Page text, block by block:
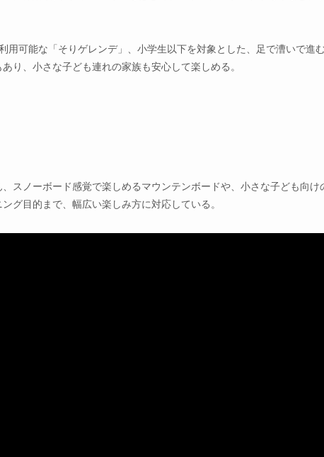
可能な「そりゲレンデ」、小学生以下を対象とした、足で漕いで進
り、小さな子ども連れの家族も安心して楽しめる。
スノーボード感覚で楽しめるマウンテンボードや、小さな子ども向け
グ目的まで、幅広い楽しみ方に対応している。